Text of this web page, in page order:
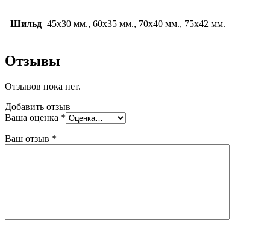
Шильд 45х30 мм., 60х35 мм., 70х40 мм., 75х42 мм.
Отзывы
Отзывов пока нет.
Добавить отзыв
Ваша оценка *
Ваш отзыв *